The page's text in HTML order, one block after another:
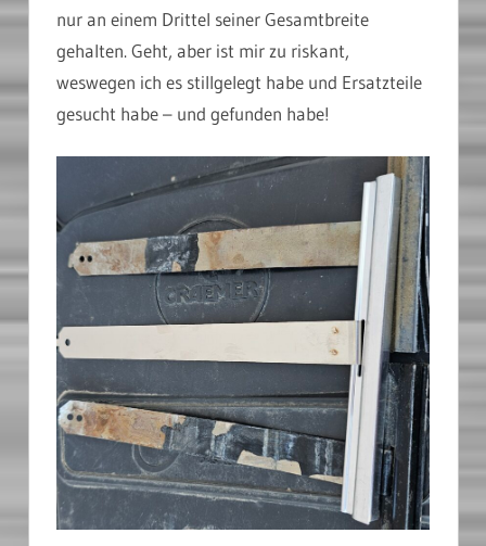
nur an einem Drittel seiner Gesamtbreite
gehalten. Geht, aber ist mir zu riskant,
weswegen ich es stillgelegt habe und Ersatzteile
gesucht habe – und gefunden habe!